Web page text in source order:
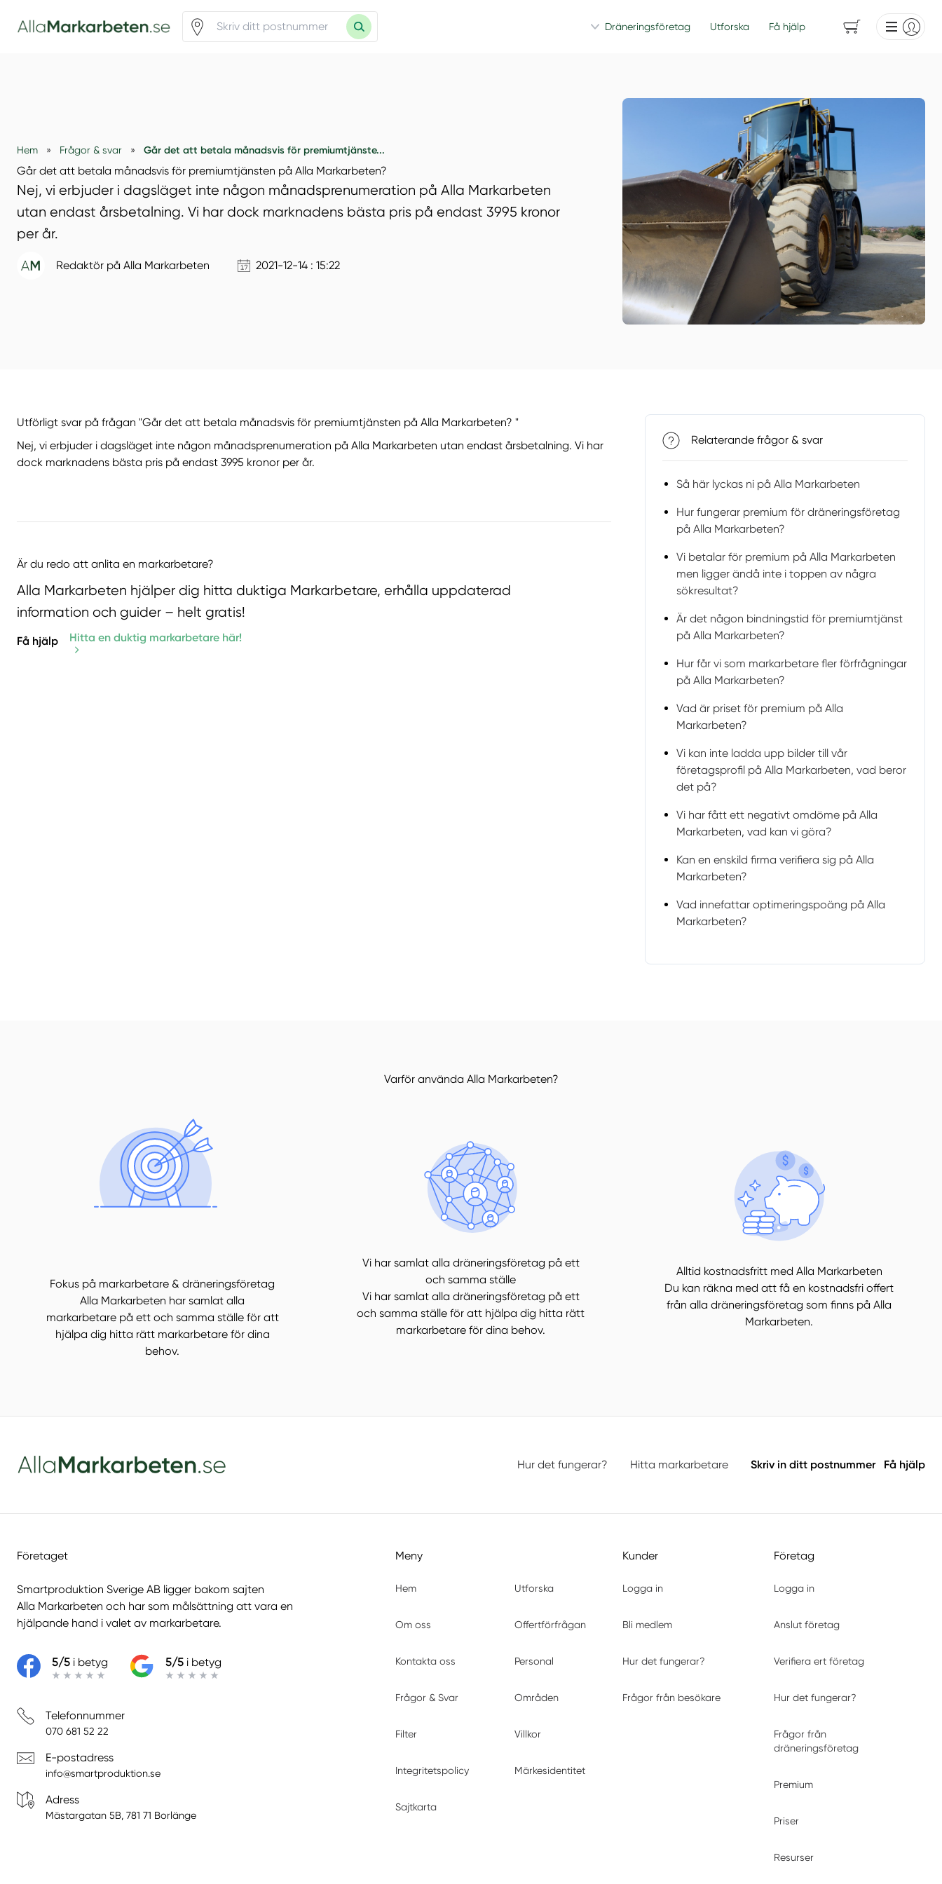
Dräneringsföretag Utforska Få hjälp
Hem » Frågor & svar » Går det att betala månadsvis för premiumtjänste...
Går det att betala månadsvis för premiumtjänsten på Alla Markarbeten?
Nej, vi erbjuder i dagsläget inte någon månadsprenumeration på Alla Markarbeten
utan endast årsbetalning. Vi har dock marknadens bästa pris på endast 3995 kronor
per år.
Redaktör på Alla Markarbeten 2021-12-14 : 15:22
Utförligt svar på frågan "Går det att betala månadsvis för premiumtjänsten på Alla Markarbeten? "
Nej, vi erbjuder i dagsläget inte någon månadsprenumeration på Alla Markarbeten utan endast årsbetalning. Vi har
dock marknadens bästa pris på endast 3995 kronor per år.
Är du redo att anlita en markarbetare?
Alla Markarbeten hjälper dig hitta duktiga Markarbetare, erhålla uppdaterad
information och guider – helt gratis!
Få hjälp Hitta en duktig markarbetare här!
Relaterande frågor & svar
Så här lyckas ni på Alla Markarbeten
Hur fungerar premium för dräneringsföretag
på Alla Markarbeten?
Vi betalar för premium på Alla Markarbeten
men ligger ändå inte i toppen av några
sökresultat?
Är det någon bindningstid för premiumtjänst
på Alla Markarbeten?
Hur får vi som markarbetare fler förfrågningar
på Alla Markarbeten?
Vad är priset för premium på Alla
Markarbeten?
Vi kan inte ladda upp bilder till vår
företagsprofil på Alla Markarbeten, vad beror
det på?
Vi har fått ett negativt omdöme på Alla
Markarbeten, vad kan vi göra?
Kan en enskild firma verifiera sig på Alla
Markarbeten?
Vad innefattar optimeringspoäng på Alla
Markarbeten?
Varför använda Alla Markarbeten?
Fokus på markarbetare & dräneringsföretag
Alla Markarbeten har samlat alla
markarbetare på ett och samma ställe för att
hjälpa dig hitta rätt markarbetare för dina
behov.
Vi har samlat alla dräneringsföretag på ett
och samma ställe
Vi har samlat alla dräneringsföretag på ett
och samma ställe för att hjälpa dig hitta rätt
markarbetare för dina behov.
Alltid kostnadsfritt med Alla Markarbeten
Du kan räkna med att få en kostnadsfri offert
från alla dräneringsföretag som finns på Alla
Markarbeten.
Hur det fungerar? Hitta markarbetare Skriv in ditt postnummer Få hjälp
Företaget
Smartproduktion Sverige AB ligger bakom sajten
Alla Markarbeten och har som målsättning att vara en
hjälpande hand i valet av markarbetare.
5/5 i betyg 5/5 i betyg
Telefonnummer
070 681 52 22
E-postadress
info@smartproduktion.se
Adress
Mästargatan 5B, 781 71 Borlänge
Meny
Hem Utforska
Om oss Offertförfrågan
Kontakta oss Personal
Frågor & Svar Områden
Filter Villkor
Integritetspolicy Märkesidentitet
Sajtkarta
Kunder
Logga in
Bli medlem
Hur det fungerar?
Frågor från besökare
Företag
Logga in
Anslut företag
Verifiera ert företag
Hur det fungerar?
Frågor från
dräneringsföretag
Premium
Priser
Resurser